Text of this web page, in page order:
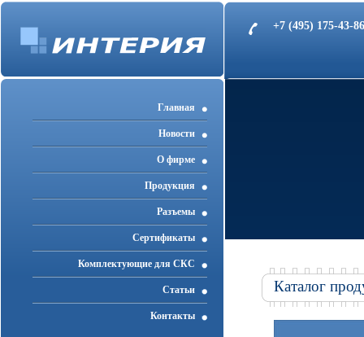
+7 (495) 175-43-
Главная
Новости
О фирме
Продукция
Разъемы
Cертификаты
Комплектующие для СКС
Статьи
Контакты
Каталог